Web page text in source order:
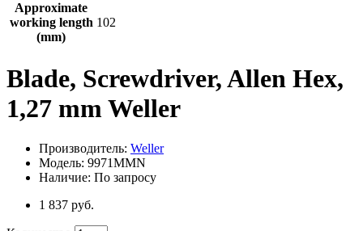
Approximate
working length
(mm)
102
Blade, Screwdriver, Allen Hex,
1,27 mm Weller
Производитель: Weller
Модель: 9971MMN
Наличие: По запросу
1 837 руб.